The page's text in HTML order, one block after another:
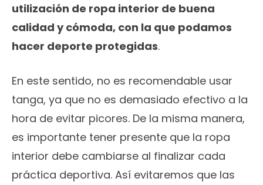
utilización de ropa interior de buena
calidad y cómoda, con la que podamos
hacer deporte protegidas.
En este sentido, no es recomendable usar
tanga, ya que no es demasiado efectivo a la
hora de evitar picores. De la misma manera,
es importante tener presente que la ropa
interior debe cambiarse al finalizar cada
práctica deportiva. Así evitaremos que las